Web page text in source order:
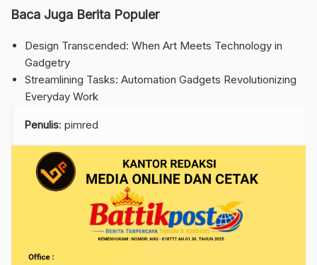
Baca Juga Berita Populer
Design Transcended: When Art Meets Technology in
Gadgetry
Streamlining Tasks: Automation Gadgets Revolutionizing
Everyday Work
Penulis: pimred